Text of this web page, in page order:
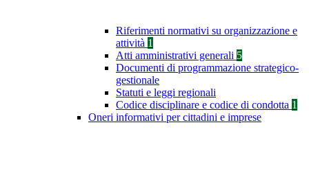
Riferimenti normativi su organizzazione e
attività 1
Atti amministrativi generali 5
Documenti di programmazione strategico-
gestionale
Statuti e leggi regionali
Codice disciplinare e codice di condotta 1
Oneri informativi per cittadini e imprese